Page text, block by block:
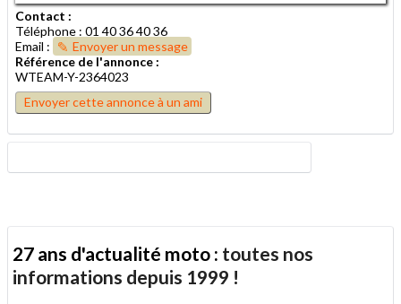
Contact :
Téléphone : 01 40 36 40 36
Email :
Envoyer un message
Référence de l'annonce :
WTEAM-Y-2364023
Envoyer cette annonce à un ami
27 ans d'actualité moto : toutes nos
informations depuis 1999 !